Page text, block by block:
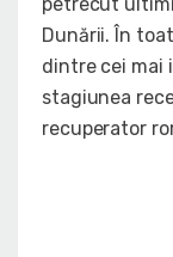
Dunării. În
dintre cei mai
stagiunea
recuperator